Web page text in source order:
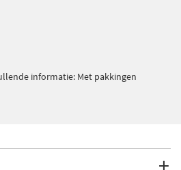
informatie: Met pakkingen